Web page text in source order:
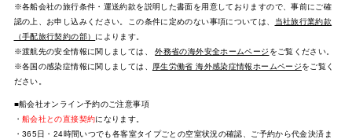
※各船会社の旅行条件・運送約款を説明した書面を用意しておりますので、事前にご確
認の上、お申し込みください。この条件に定めのない事項については、
当社旅行業約款
（手配旅行契約の部） によります。
※渡航先の安全情報に関しましては、外務省の海外安全ホームページ をご覧ください。
※各国の感染症情報に関しましては、
厚生労働省 海外感染症情報ホームページをご覧く
ださい。
■船会社オンライン予約のご注意事項
・ 船会社との直接契約になります。
・365日・24時間いつでも各客室タイプごとの空室状況の確認、ご予約から代金決済ま